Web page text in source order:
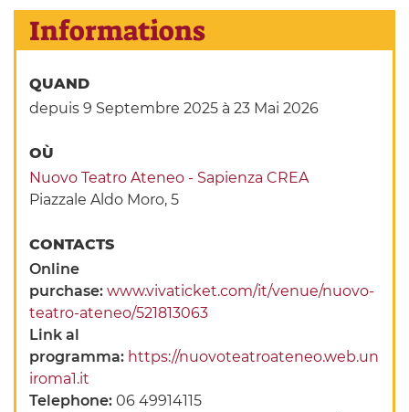
Informations
QUAND
depuis 9 Septembre 2025 à 23 Mai 2026
OÙ
Nuovo Teatro Ateneo - Sapienza CREA
Piazzale Aldo Moro, 5
CONTACTS
Online
purchase:www.vivaticket.com/it/venue/nuovo-
teatro-ateneo/521813063
Link al
programma: https://nuovoteatroateneo.web.un
iroma1.it
Telephone:06 49914115